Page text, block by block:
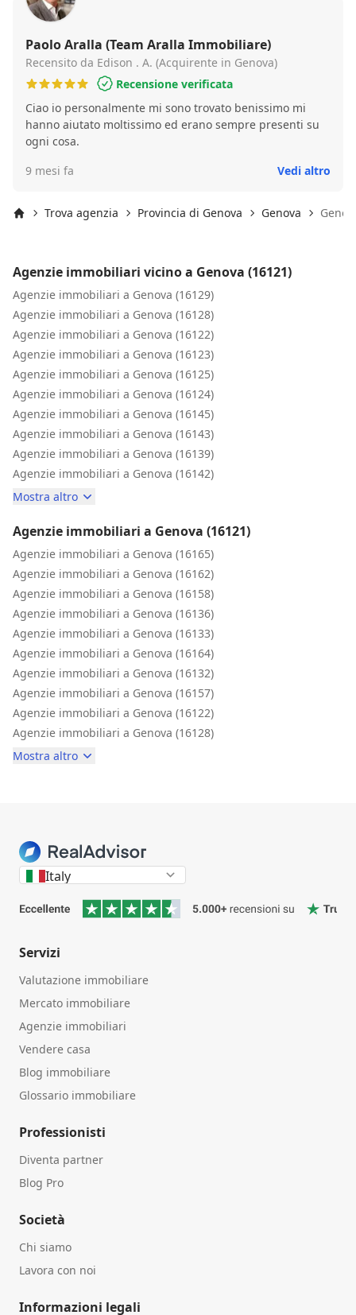
solo. Competenze non solo a livello tecnico ma anche
competenza nell'ottenere il massimo risultato nella
vendita sempre con trasparenza ed etica. Un
ringraziamento anche alla sig.ra De Carolis per l ottimo
lavoro svolto con le foto e immagino la gestione degli
annunci della casa.
Paolo Aralla (Team Aralla Immobiliare)
Recensito da Edison . A. (Acquirente in Genova)
Recensione verificata
Ciao io personalmente mi sono trovato benissimo mi
hanno aiutato moltissimo ed erano sempre presenti su
ogni cosa.
9 mesi fa
Vedi altro
Trova agenzia Provincia di Genova Genova
Agenzie immobiliari vicino a Genova (16121)
Agenzie immobiliari a Genova (16129)
Agenzie immobiliari a Genova (16128)
Agenzie immobiliari a Genova (16122)
Agenzie immobiliari a Genova (16123)
Agenzie immobiliari a Genova (16125)
Agenzie immobiliari a Genova (16124)
Agenzie immobiliari a Genova (16145)
Agenzie immobiliari a Genova (16143)
Agenzie immobiliari a Genova (16139)
Agenzie immobiliari a Genova (16142)
Mostra altro
Agenzie immobiliari a Genova (16121)
Agenzie immobiliari a Genova (16165)
Agenzie immobiliari a Genova (16162)
Agenzie immobiliari a Genova (16158)
Agenzie immobiliari a Genova (16136)
Agenzie immobiliari a Genova (16133)
Agenzie immobiliari a Genova (16164)
Agenzie immobiliari a Genova (16132)
Agenzie immobiliari a Genova (16157)
Agenzie immobiliari a Genova (16122)
Agenzie immobiliari a Genova (16128)
Mostra altro
Italy
Servizi
Valutazione immobiliare
Mercato immobiliare
Agenzie immobiliari
Vendere casa
Blog immobiliare
Glossario immobiliare
Professionisti
Diventa partner
Blog Pro
Società
Chi siamo
Lavora con noi
Informazioni legali